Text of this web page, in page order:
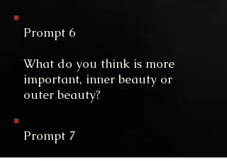
Prompt 6
What do you think is more
important, inner beauty or
outer beauty?
Prompt 7